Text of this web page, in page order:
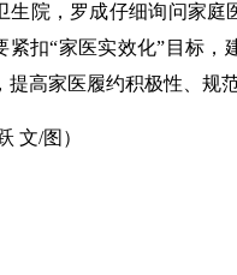
生院，罗成仔细询问家
紧扣“家医实效化”目标
提高家医履约积极性、规
文/图）